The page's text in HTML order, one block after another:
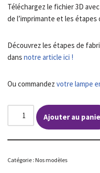
Téléchargez le fichier 3D
de l’imprimante et les
Découvrez les étapes de
dans notre article ici !
Ou commandez votre lampe
Ajouter au
Catégorie : Nos modèles